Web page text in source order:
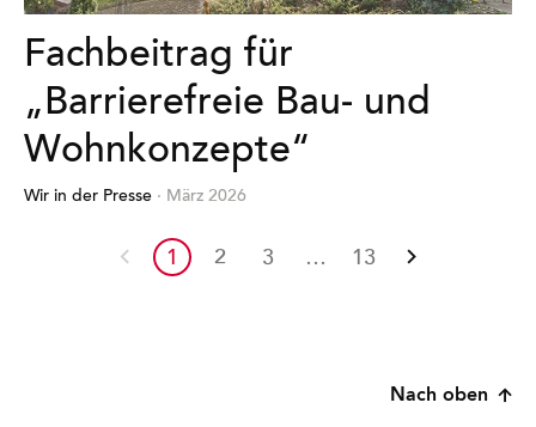
Fachbeitrag für
„Barrierefreie Bau- und
Wohnkonzepte“
Wir in der Presse · März 2026
Vorherige
1 2 3 … 13
Nach oben